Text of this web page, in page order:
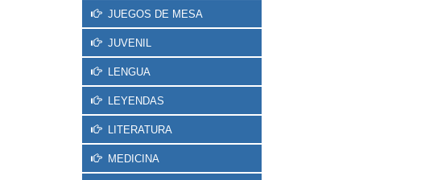
JUEGOS DE MESA
JUVENIL
LENGUA
LEYENDAS
LITERATURA
MEDICINA